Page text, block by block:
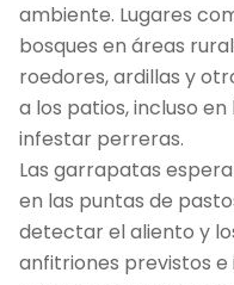
ambiente. Lugares
bosques en áreas
roedores, ardillas y
a los patios, incluso
infestar perreras.
Las garrapatas
en las puntas de
detectar el aliento y
anfitriones previstos